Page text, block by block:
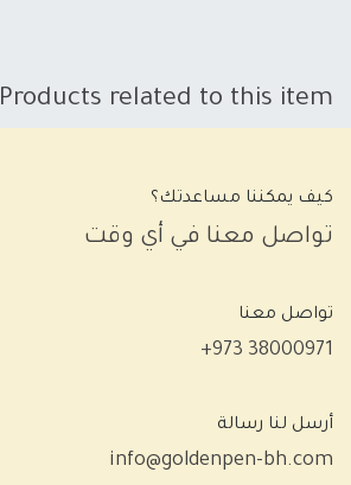
Products related to this item
كيف يمكننا مساعدتك؟
تواصل معنا في أي وقت
تواصل معنا
+973 38000971
أرسل لنا رسالة
info@goldenpen-bh.com